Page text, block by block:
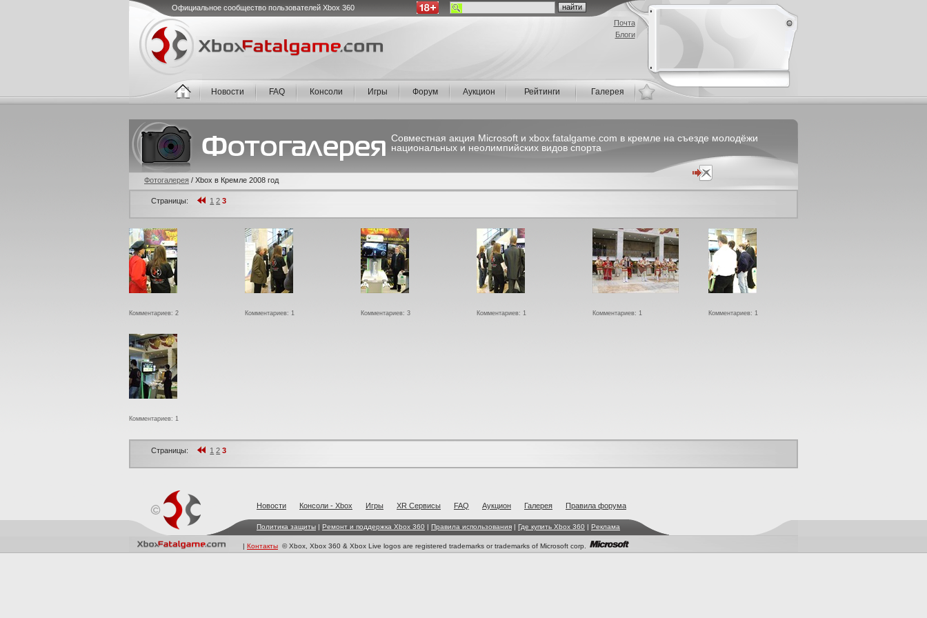
Почта
Блоги
Официальное сообщество пользователей Xbox 360
Новости FAQ Консоли Игры Форум Аукцион Рейтинги Галерея
Фотогалерея / Xbox в Кремле 2008 год
Совместная акция Microsoft и xbox.fatalgame.com в кремле на съезде молодёжи
национальных и неолимпийских видов спорта
Страницы: 1 2 3
Комментариев: 2 Комментариев: 1 Комментариев: 3 Комментариев: 1 Комментариев: 1 Комментариев: 1
Комментариев: 1
Страницы: 1 2 3
Новости Консоли - Xbox Игры XR Cервисы FAQ Аукцион Галерея Правила форума
Политика защиты | Ремонт и поддержка Xbox 360 | Правила использования | Где купить Xbox 360 | Реклама
| Контакты © Xbox, Xbox 360 & Xbox Live logos are registered trademarks or trademarks of Microsoft corp.